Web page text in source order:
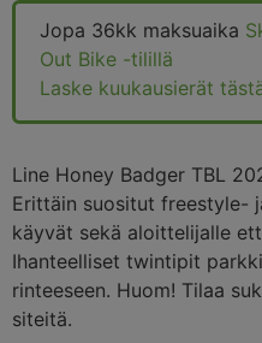
Jopa 36kk maksuaika
Out Bike -tilillä
Laske kuukausierät
Line Honey Badger TBL
Erittäin suositut freestyle-
käyvät sekä aloittelijalle
Ihanteelliset twintipit
rinteeseen. Huom! Tilaa
siteitä.